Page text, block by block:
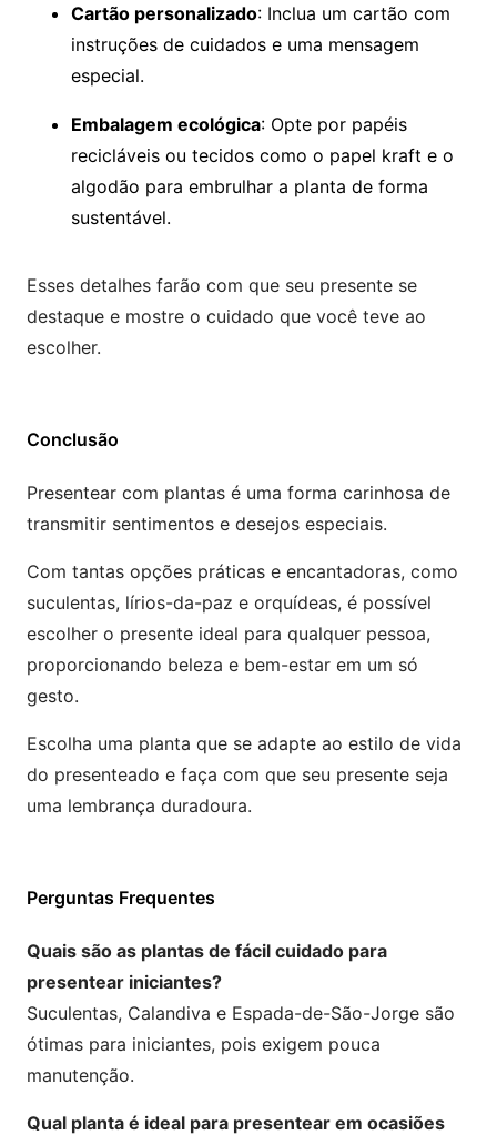
Cartão personalizado: Inclua um cartão com
instruções de cuidados e uma mensagem
especial.
Embalagem ecológica: Opte por papéis
recicláveis ou tecidos como o papel kraft e o
algodão para embrulhar a planta de forma
sustentável.
Esses detalhes farão com que seu presente se
destaque e mostre o cuidado que você teve ao
escolher.
Conclusão
Presentear com plantas é uma forma carinhosa de
transmitir sentimentos e desejos especiais.
Com tantas opções práticas e encantadoras, como
suculentas, lírios-da-paz e orquídeas, é possível
escolher o presente ideal para qualquer pessoa,
proporcionando beleza e bem-estar em um só
gesto.
Escolha uma planta que se adapte ao estilo de vida
do presenteado e faça com que seu presente seja
uma lembrança duradoura.
Perguntas Frequentes
Quais são as plantas de fácil cuidado para
presentear iniciantes?
Suculentas, Calandiva e Espada-de-São-Jorge são
ótimas para iniciantes, pois exigem pouca
manutenção.
Qual planta é ideal para presentear em ocasiões